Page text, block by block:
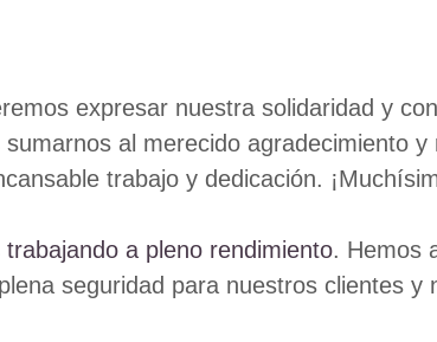
expresar nuestra solidaridad y
al merecido agradecimiento
trabajo y dedicación.
a pleno rendimiento. Hemos
seguridad para nuestros clientes y